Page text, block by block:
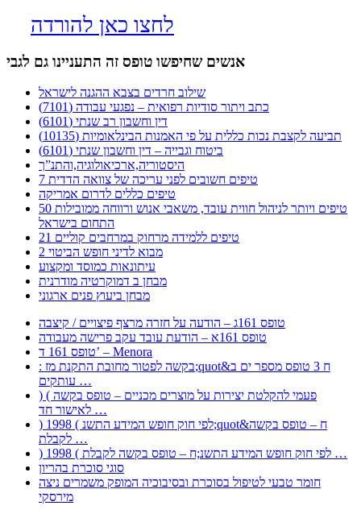
לחצו כאן להורדה
אנשים שחיפשו טופס זה התעניינו גם לגבי
שילוב חרדים בצבא ההגנה לישראל
כתב ויתור סודיות רפואית – נפגעי עבודה (7101)
דין וחשבון רב שנתי (6101)
תביעה לקצבת נכות כללית על פי האמנות הבינלאומיות (10135)
ביטוח וגבייה – דין וחשבון שנתי (6101)
היסטוריה,ארכיאולוגיה,והתנ”ך
7 טיפים חשובים לפני עריכה של צוואה הדדית
טיפים כללים לדרום אמריקה
50 טיפים ויותר לניהול חווית עובד, משאבי אנוש ורווחה ממובילות
התחום בישראל
21 טיפים ללמידה מרחוק במרחבים קוליים
מבוא לדיני חופש הביטוי 2
עיתונאות כמוסד ומקצוע
מבחן ב דמוקרטיה מודרנית
מבחן ביעוץ פנים ארגוני
טופס 161ג – הודעה על חזרה מרצף פיצויים / קיצבה
טופס 161א – הודעת עובד עקב פרישה מעבודה
טופס 161 ד’ – Menora
: בקשה לפטור מחובת התקנת מז;quot&ח 3 טופס מספר ים ב
עותקים …
) ( פעמי להקלטת יצירות על מוצרים מכניים – טופס בקשה
לאישור חד …
) 1998 ( לפי חוק חופש המידע התשנ;quot&ח – טופס בקשה
לקבלת …
) 1998 ( לפי חוק חופש המידע התשנ;ח – טופס בקשה לקבלת …
סוגי סוכרת בהריון
חומר טבעי לטיפול בסוכרת ובסיבוכיה המופק משמרים ניצה
מירסקי